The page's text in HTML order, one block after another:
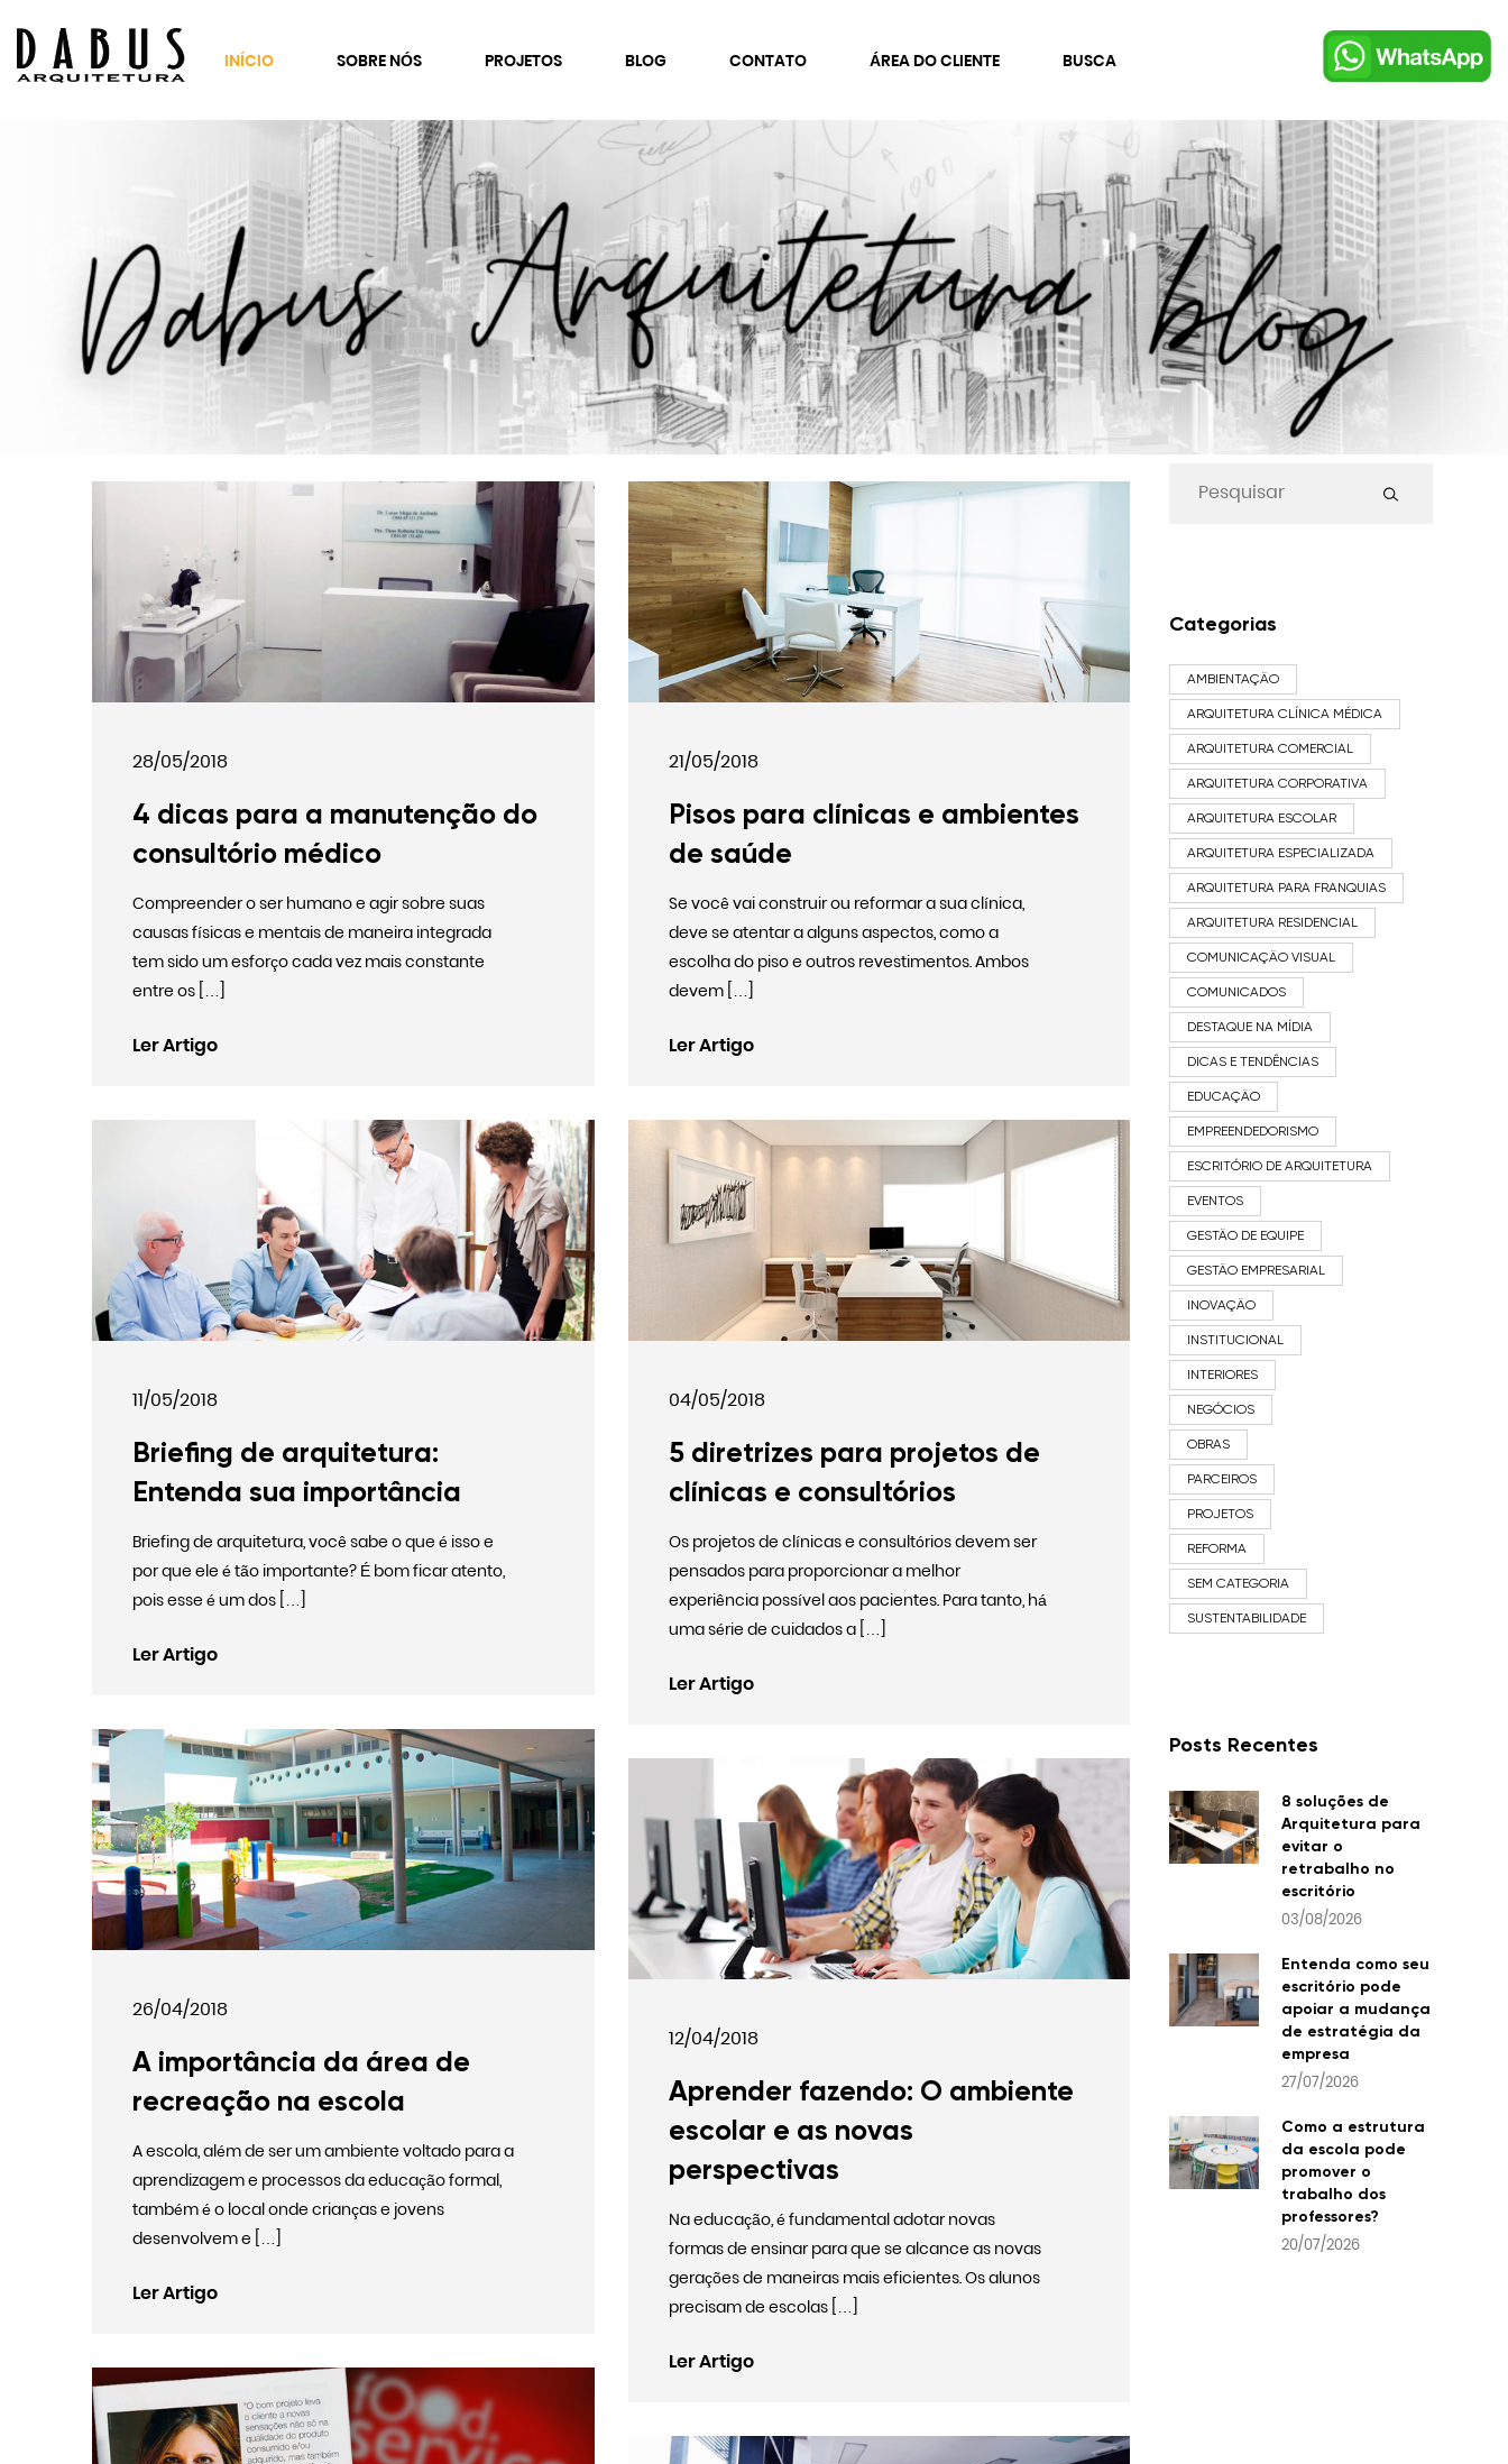
INÍCIO SOBRE NÓS PROJETOS
SEGMENTOS DE ATUAÇÃO
Corporativo
Escolas e Universidades
Clínicas e Consultórioss
Comercial
Franquias
Residencial
Comunicação Visual
Gerenciamento de Obra
BLOG CONTATO
FALE CONOSCO
Faça um Orçamento
Trabalhe Conosco
ÁREA DO CLIENTE BUSCA
28/05/2018
4 dicas para a manutenção do
consultório médico
Compreender o ser humano e agir sobre suas
causas físicas e mentais de maneira integrada
tem sido um esforço cada vez mais constante
entre os […]
Ler Artigo
21/05/2018
Pisos para clínicas e ambientes
de saúde
Se você vai construir ou reformar a sua clínica,
deve se atentar a alguns aspectos, como a
escolha do piso e outros revestimentos. Ambos
devem […]
Ler Artigo
11/05/2018
Briefing de arquitetura:
Entenda sua importância
Briefing de arquitetura, você sabe o que é isso e
por que ele é tão importante? É bom ficar atento,
pois esse é um dos […]
Ler Artigo
04/05/2018
5 diretrizes para projetos de
clínicas e consultórios
Os projetos de clínicas e consultórios devem ser
pensados para proporcionar a melhor
experiência possível aos pacientes. Para tanto, há
uma série de cuidados a […]
Ler Artigo
26/04/2018
A importância da área de
recreação na escola
A escola, além de ser um ambiente voltado para a
aprendizagem e processos da educação formal,
também é o local onde crianças e jovens
desenvolvem e […]
Ler Artigo
12/04/2018
Aprender fazendo: O ambiente
escolar e as novas
perspectivas
Na educação, é fundamental adotar novas
formas de ensinar para que se alcance as novas
gerações de maneiras mais eficientes. Os alunos
precisam de escolas […]
Ler Artigo
Categorias
AMBIENTAÇÃO
ARQUITETURA CLÍNICA MÉDICA
ARQUITETURA COMERCIAL
ARQUITETURA CORPORATIVA
ARQUITETURA ESCOLAR
ARQUITETURA ESPECIALIZADA
ARQUITETURA PARA FRANQUIAS
ARQUITETURA RESIDENCIAL
COMUNICAÇÃO VISUAL
COMUNICADOS
DESTAQUE NA MÍDIA
DICAS E TENDÊNCIAS
EDUCAÇÃO
EMPREENDEDORISMO
ESCRITÓRIO DE ARQUITETURA
EVENTOS
GESTÃO DE EQUIPE
GESTÃO EMPRESARIAL
INOVAÇÃO
INSTITUCIONAL
INTERIORES
NEGÓCIOS
OBRAS
PARCEIROS
PROJETOS
REFORMA
SEM CATEGORIA
SUSTENTABILIDADE
Posts Recentes
8 soluções de
Arquitetura para
evitar o
retrabalho no
escritório
03/08/2026
Entenda como seu
escritório pode
apoiar a mudança
de estratégia da
empresa
27/07/2026
Como a estrutura
da escola pode
promover o
trabalho dos
professores?
20/07/2026